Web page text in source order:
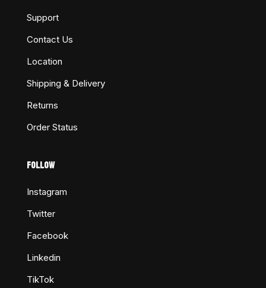
Support
Contact Us
Location
Shipping & Delivery
Returns
Order Status
FOLLOW
Instagram
Twitter
Facebook
Linkedin
TikTok